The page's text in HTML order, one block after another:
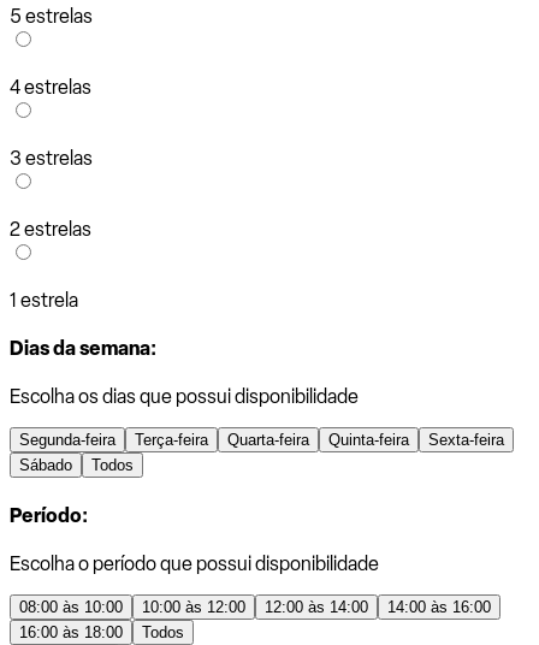
5 estrelas
4 estrelas
3 estrelas
2 estrelas
1 estrela
Dias da semana:
Escolha os dias que possui disponibilidade
Segunda-feira Terça-feira Quarta-feira Quinta-feira
Sexta-feira
Sábado
Todos
Período:
Escolha o período que possui disponibilidade
08:00 às 10:00 10:00 às 12:00 12:00 às 14:00
14:00 às 16:00
16:00 às 18:00
Todos